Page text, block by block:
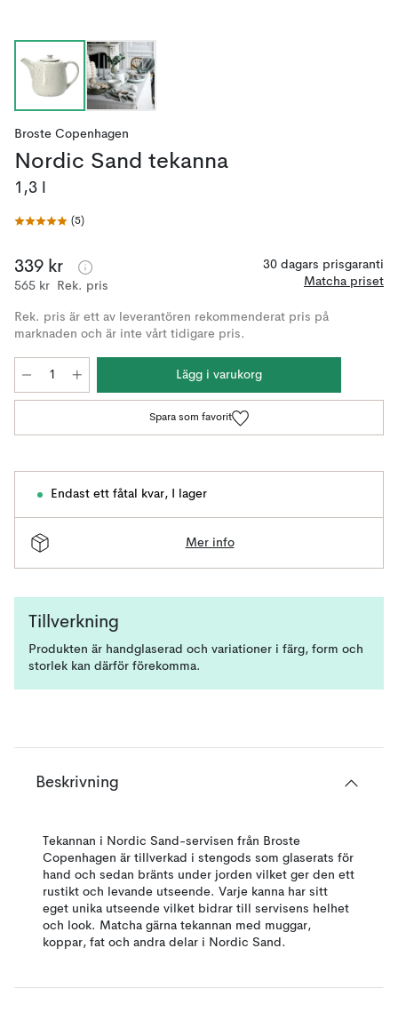
Broste Copenhagen
Nordic Sand tekanna
1,3 l
(5)
339 kr
565 kr Rek. pris
30 dagars prisgaranti
Matcha priset
Rek. pris är ett av leverantören rekommenderat pris på
marknaden och är inte vårt tidigare pris.
Lägg i varukorg
Spara som favorit
Endast ett fåtal kvar, I lager
Mer info
Tillverkning
Produkten är handglaserad och variationer i färg, form och
storlek kan därför förekomma.
Beskrivning
Tekannan i Nordic Sand-servisen från Broste
Copenhagen är tillverkad i stengods som glaserats för
hand och sedan bränts under jorden vilket ger den ett
rustikt och levande utseende. Varje kanna har sitt
eget unika utseende vilket bidrar till servisens helhet
och look. Matcha gärna tekannan med muggar,
koppar, fat och andra delar i Nordic Sand.